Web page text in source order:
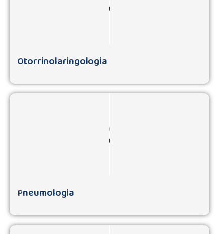
Otorrinolaringologia
Pneumologia